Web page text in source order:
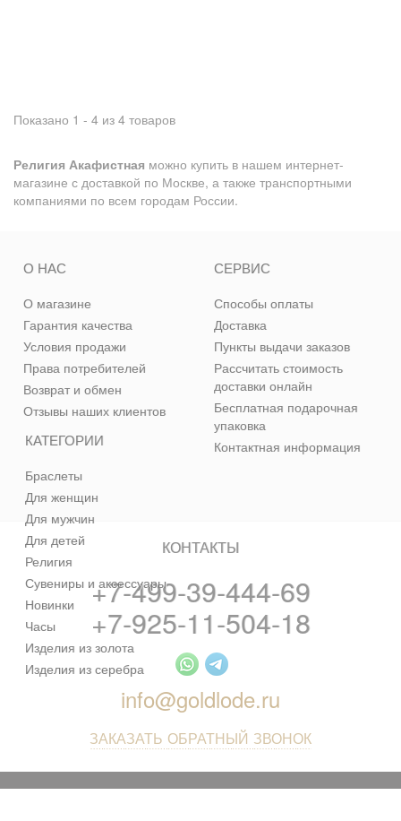
Показано 1 - 4 из 4 товаров
Религия Акафистная можно купить в нашем интернет-
магазине с доставкой по Москве, а также транспортными
компаниями по всем городам России.
КАТЕГОРИИ
Браслеты
Для женщин
Для мужчин
Для детей
Религия
Сувениры и аксессуары
Новинки
Часы
Изделия из золота
Изделия из серебра
О НАС
О магазине
Гарантия качества
Условия продажи
Права потребителей
Возврат и обмен
Отзывы наших клиентов
СЕРВИС
Способы оплаты
Доставка
Пункты выдачи заказов
Рассчитать стоимость
доставки онлайн
Бесплатная подарочная
упаковка
Контактная информация
КОНТАКТЫ
+7-499-39-444-69
+7-925-11-504-18
info@goldlode.ru
ЗАКАЗАТЬ ОБРАТНЫЙ ЗВОНОК